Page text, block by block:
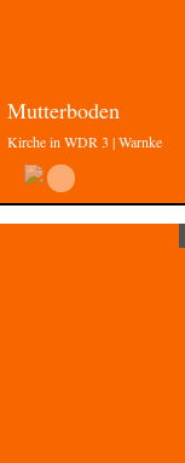
Mutterboden
Kirche in WDR 3 | Warnke